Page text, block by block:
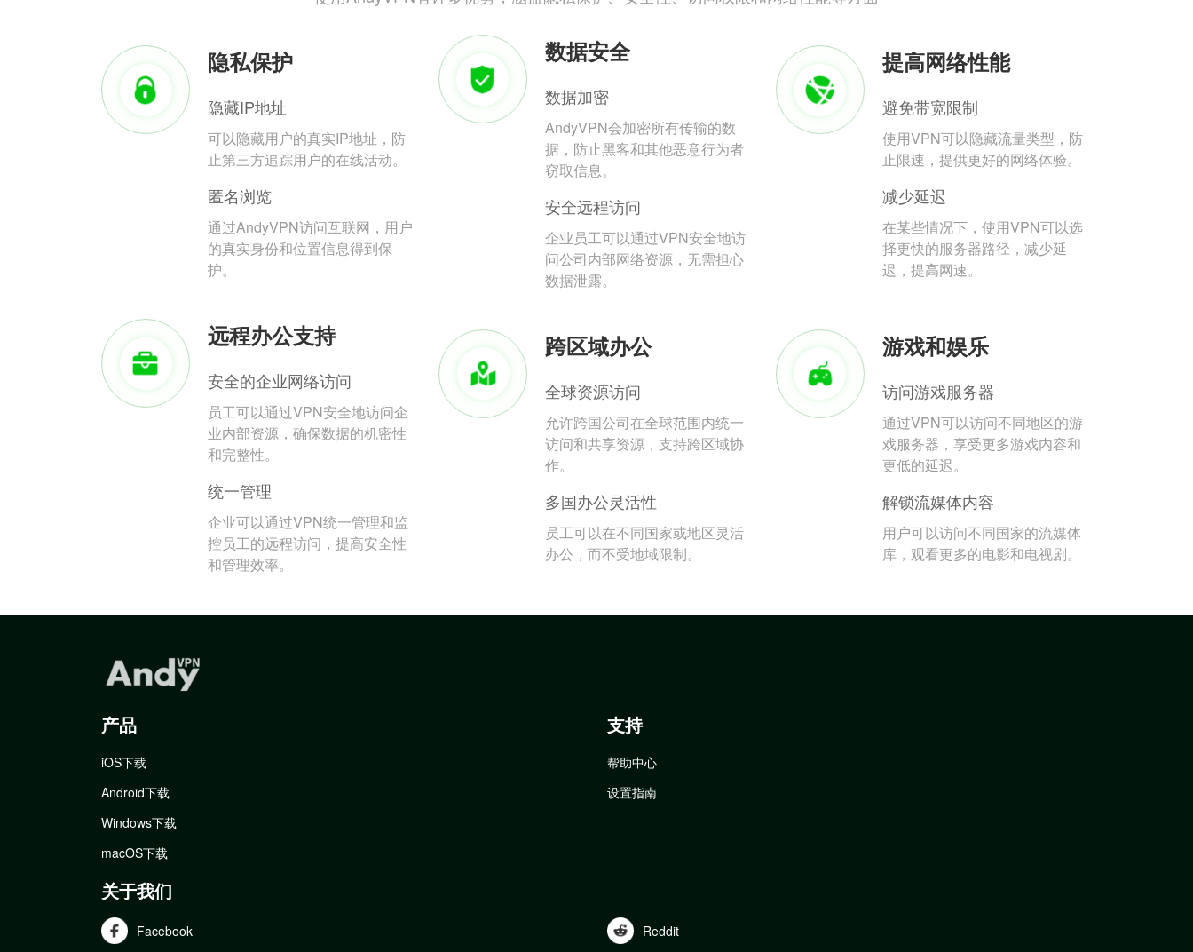
隐私保护
隐藏IP地址
可以隐藏用户的真实IP地址，防
止第三方追踪用户的在线活动。
匿名浏览
通过AndyVPN访问互联网，用户
的真实身份和位置信息得到保
护。
数据安全
数据加密
AndyVPN会加密所有传输的数
据，防止黑客和其他恶意行为者
窃取信息。
安全远程访问
企业员工可以通过VPN安全地访
问公司内部网络资源，无需担心
数据泄露。
提高网络性能
避免带宽限制
使用VPN可以隐藏流量类型，防
止限速，提供更好的网络体验。
减少延迟
在某些情况下，使用VPN可以选
择更快的服务器路径，减少延
迟，提高网速。
远程办公支持
安全的企业网络访问
员工可以通过VPN安全地访问企
业内部资源，确保数据的机密性
和完整性。
统一管理
企业可以通过VPN统一管理和监
控员工的远程访问，提高安全性
和管理效率。
跨区域办公
全球资源访问
允许跨国公司在全球范围内统一
访问和共享资源，支持跨区域协
作。
多国办公灵活性
员工可以在不同国家或地区灵活
办公，而不受地域限制。
游戏和娱乐
访问游戏服务器
通过VPN可以访问不同地区的游
戏服务器，享受更多游戏内容和
更低的延迟。
解锁流媒体内容
用户可以访问不同国家的流媒体
库，观看更多的电影和电视剧。
产品
iOS下载
Android下载
Windows下载
macOS下载
支持
帮助中心
设置指南
关于我们
Facebook Reddit